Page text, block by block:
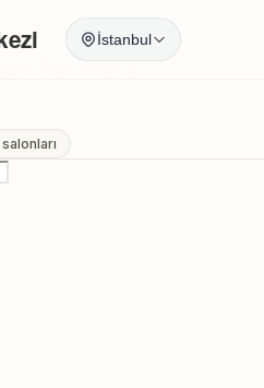
İstanbul
Kas Konturu
Konturu
salonları